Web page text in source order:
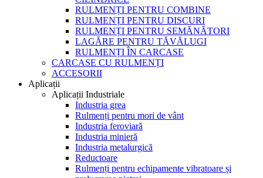
RULMENȚI PENTRU COMBINE
RULMENȚI PENTRU DISCURI
RULMENȚI PENTRU SEMĂNĂTORI
LAGĂRE PENTRU TĂVĂLUGI
RULMENȚI ÎN CARCASE
CARCASE CU RULMENȚI
ACCESORII
Aplicații
Aplicații Industriale
Industria grea
Rulmenți pentru mori de vânt
Industria feroviară
Industria minieră
Industria metalurgică
Reductoare
Rulmenți pentru echipamente vibratoare și